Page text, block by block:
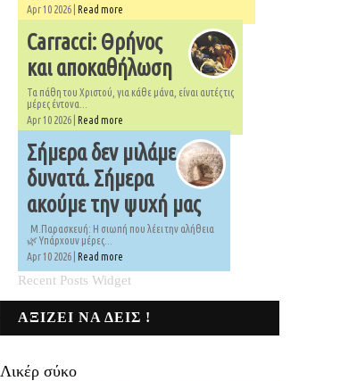
Apr 10 2026 | Read more
Carracci: Θρήνος
και αποκαθήλωση
Τα πάθη του Χριστού, για κάθε μάνα, είναι αυτές τις
μέρες έντονα...
Apr 10 2026 | Read more
Σήμερα δεν μιλάμε
δυνατά. Σήμερα
ακούμε την ψυχή μας
Μ.Παρασκευή: Η σιωπή που λέει την αλήθεια
🌿 Υπάρχουν μέρες...
Apr 10 2026 | Read more
Recent Posts Widget
ΑΞΙΖΕΙ ΝΑ ΔΕΙΣ !
Λικέρ σύκο